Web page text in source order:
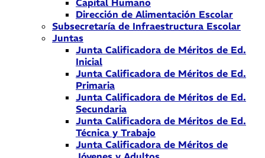
Capital Humano
Dirección de Alimentación Escolar
Subsecretaría de Infraestructura Escolar
Juntas
Junta Calificadora de Méritos de Ed.
Inicial
Junta Calificadora de Méritos de Ed.
Primaria
Junta Calificadora de Méritos de Ed.
Secundaria
Junta Calificadora de Méritos de Ed.
Técnica y Trabajo
Junta Calificadora de Méritos de